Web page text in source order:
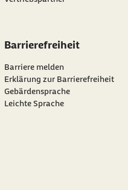
Barrierefreiheit
Barriere melden
Erklärung zur Barrierefreiheit
Gebärdensprache
Leichte Sprache